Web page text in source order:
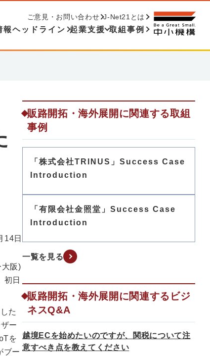
報ヘッドライン 起業支援 取組事例
ご意見・お問い合わせ J-Net21とは
14日
阪)
初日
た
ー
を
ブー
販路開拓・海外展開に関連する取組
事例
「株式会社TRINUS」Success Case
Introduction
「有限会社金照堂」Success Case
Introduction
一覧を見る
販路開拓・海外展開に関連するビジ
ネスQ&A
越境ECを始めたいのですが、関税について注
意すべき点を教えてください